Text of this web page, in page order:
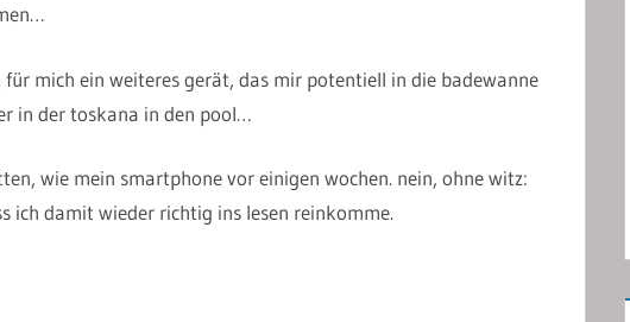
für mich ein weiteres gerät, das mir potentiell in die badewanne
in der toskana in den pool…
wie mein smartphone vor einigen wochen. nein, ohne witz:
ich damit wieder richtig ins lesen reinkomme.